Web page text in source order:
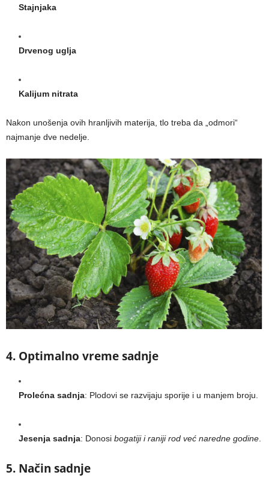
Stajnjaka
Drvenog uglja
Kalijum nitrata
Nakon unošenja ovih hranljivih materija, tlo treba da „odmori“
najmanje dve nedelje.
4. Optimalno vreme sadnje
Prolećna sadnja: Plodovi se razvijaju sporije i u manjem broju.
Jesenja sadnja: Donosi bogatiji i raniji rod već naredne godine
5. Način sadnje